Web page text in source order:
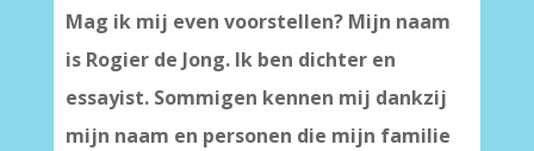
Mag ik mij even voorstellen? Mijn naam
is Rogier de Jong. Ik ben dichter en
essayist. Sommigen kennen mij dankzij
mijn naam en personen die mijn familie